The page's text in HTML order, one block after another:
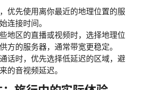
优先使用离你最近的地理位置的服
连接时间。
地区的直播或视频时，选择地理位
方的服务器，通常带宽更稳定。
话时，优先选择低延迟的区域，避
的音视频延迟。